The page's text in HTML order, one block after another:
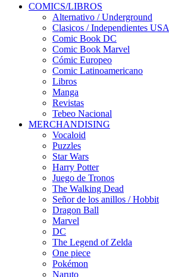
COMICS/LIBROS
Alternativo / Underground
Clasicos / Independientes USA
Comic Book DC
Comic Book Marvel
Cómic Europeo
Comic Latinoamericano
Libros
Manga
Revistas
Tebeo Nacional
MERCHANDISING
Vocaloid
Puzzles
Star Wars
Harry Potter
Juego de Tronos
The Walking Dead
Señor de los anillos / Hobbit
Dragon Ball
Marvel
DC
The Legend of Zelda
One piece
Pokémon
Naruto